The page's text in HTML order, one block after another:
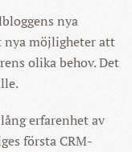
nya
nya möjligheter att
olika behov. Det
erfarenhet av
första CRM-